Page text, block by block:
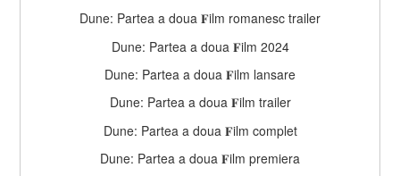
Dune: Partea a doua 𝐅ilm romanesc trailer
Dune: Partea a doua 𝐅ilm 2024
Dune: Partea a doua 𝐅ilm lansare
Dune: Partea a doua 𝐅ilm trailer
Dune: Partea a doua 𝐅ilm complet
Dune: Partea a doua 𝐅ilm premiera